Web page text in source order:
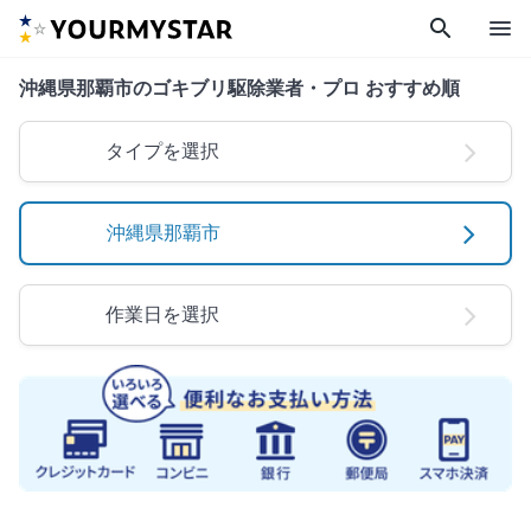
search menu
沖縄県那覇市のゴキブリ駆除業者・プロ おすすめ順
タイプを選択
沖縄県那覇市
作業日を選択